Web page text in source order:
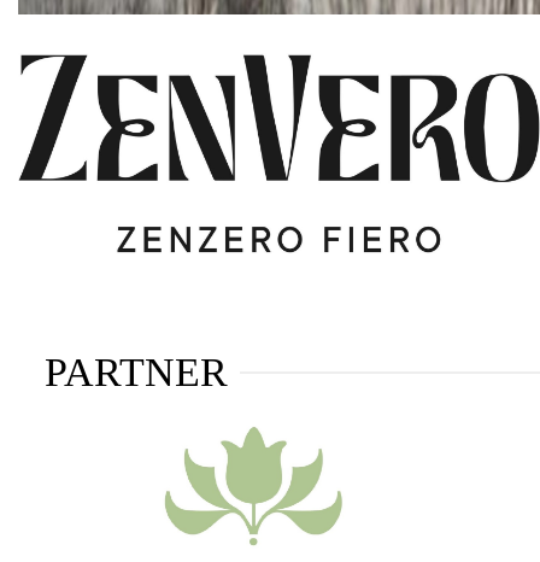
PARTNER